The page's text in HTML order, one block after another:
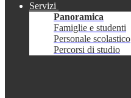
Servizi
Panoramica
Famiglie e studenti
Personale scolastico
Percorsi di studio